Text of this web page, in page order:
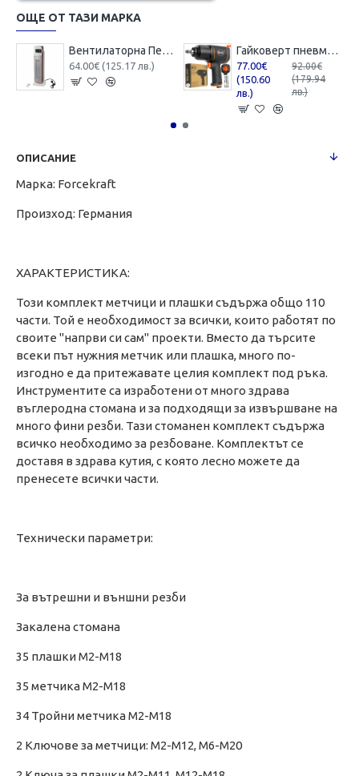
ОЩЕ ОТ ТАЗИ МАРКА
Вентилаторна Печка с Керамичен Нагревател 2000W и 2200W FORCEKRAFT с дисплей и дистанционно
64.00€ (125.17 лв.)
Гайковерт пневматичен 1/2 BJC 1550 Nm
77.00€
(150.60
лв.)
92.00€
(179.94
лв.)
ОПИСАНИЕ
Марка: Forcekraft
Произход: Германия
ХАРАКТЕРИСТИКА:
Този комплект метчици и плашки съдържа общо 110
части. Той е необходимост за всички, които работят по
своите "напрви си сам" проекти. Вместо да търсите
всеки път нужния метчик или плашка, много по-
изгодно е да притежавате целия комплект под ръка.
Инструментите са изработени от много здрава
въглеродна стомана и за подходящи за извършване на
много фини резби. Тази стоманен комплект съдържа
всичко необходимо за резбоване. Комплектът се
доставя в здрава кутия, с която лесно можете да
пренесете всички части.
Технически параметри:
За вътрешни и външни резби
Закалена стомана
35 плашки M2-M18
35 метчика M2-M18
34 Тройни метчика M2-M18
2 Ключове за метчици: M2-M12, M6-M20